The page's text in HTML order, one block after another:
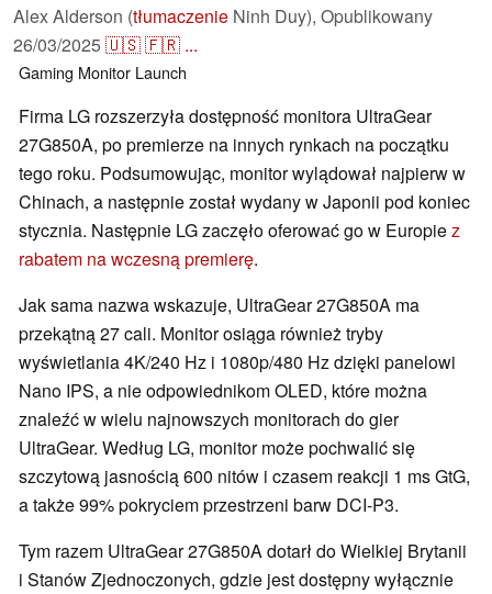
Alex Alderson (tłumaczenie Ninh Duy), Opublikowany
26/03/2025🇺🇸🇫🇷 ...
Gaming Monitor Launch
Firma LG rozszerzyła dostępność monitora UltraGear
27G850A, po premierze na innych rynkach na początku
tego roku. Podsumowując, monitor wylądował najpierw w
Chinach, a następnie został wydany w Japonii pod koniec
stycznia. Następnie LG zaczęło oferować go w Europiez
rabatem na wczesną premierę.
Jak sama nazwa wskazuje, UltraGear 27G850A ma
przekątną 27 cali. Monitor osiąga również tryby
wyświetlania 4K/240 Hz i 1080p/480 Hz dzięki panelowi
Nano IPS, a nie odpowiednikom OLED, które można
znaleźć w wielu najnowszych monitorach do gier
UltraGear. Według LG, monitor może pochwalić się
szczytową jasnością 600 nitów i czasem reakcji 1 ms GtG,
a także 99% pokryciem przestrzeni barw DCI-P3.
Tym razem UltraGear 27G850A dotarł do Wielkiej Brytanii
i Stanów Zjednoczonych, gdzie jest dostępny wyłącznie